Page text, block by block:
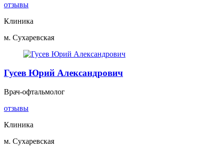
отзывы
Клиника
м. Сухаревская
Гусев Юрий Александрович
Врач-офтальмолог
отзывы
Клиника
м. Сухаревская